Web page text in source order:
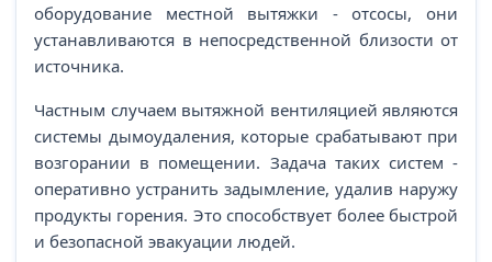
оборудование местной вытяжки - отсосы, они
устанавливаются в непосредственной близости от
источника.
Частным случаем вытяжной вентиляцией являются
системы дымоудаления, которые срабатывают при
возгорании в помещении. Задача таких систем -
оперативно устранить задымление, удалив наружу
продукты горения. Это способствует более быстрой
и безопасной эвакуации людей.